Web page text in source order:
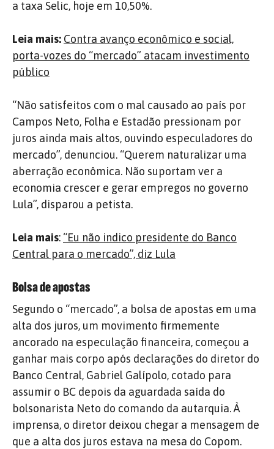
a taxa Selic, hoje em 10,50%.
Leia mais: Contra avanço econômico e social,
porta-vozes do “mercado” atacam investimento
público
“Não satisfeitos com o mal causado ao país por
Campos Neto, Folha e Estadão pressionam por
juros ainda mais altos, ouvindo especuladores do
mercado”, denunciou. “Querem naturalizar uma
aberração econômica. Não suportam ver a
economia crescer e gerar empregos no governo
Lula”, disparou a petista.
Leia mais: “Eu não indico presidente do Banco
Central para o mercado”, diz Lula
Bolsa de apostas
Segundo o “mercado”, a bolsa de apostas em uma
alta dos juros, um movimento firmemente
ancorado na especulação financeira, começou a
ganhar mais corpo após declarações do diretor do
Banco Central, Gabriel Galípolo, cotado para
assumir o BC depois da aguardada saída do
bolsonarista Neto do comando da autarquia. À
imprensa, o diretor deixou chegar a mensagem de
que a alta dos juros estava na mesa do Copom.